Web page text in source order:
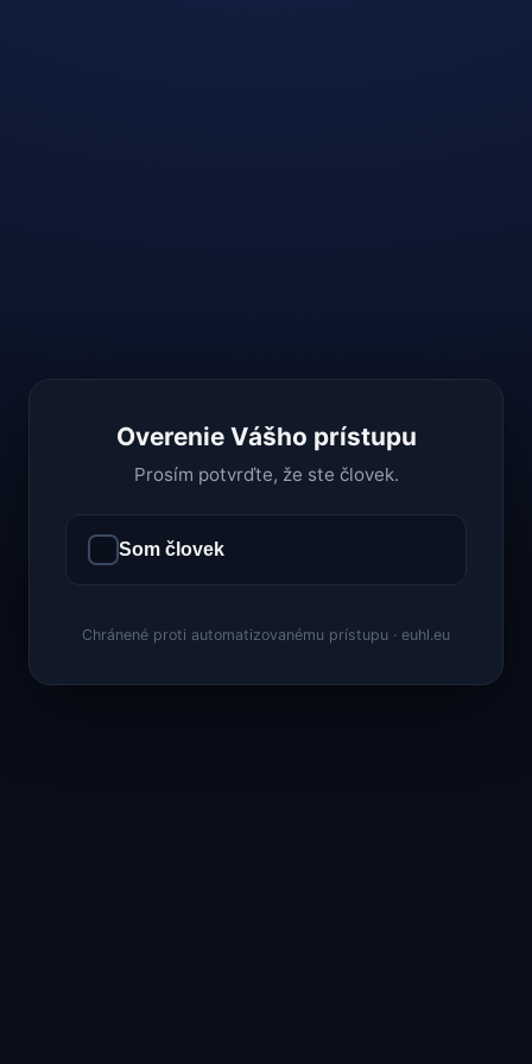
Overenie Vášho prístupu
Prosím potvrďte, že ste človek.
Som človek
Chránené proti automatizovanému prístupu · euhl.eu